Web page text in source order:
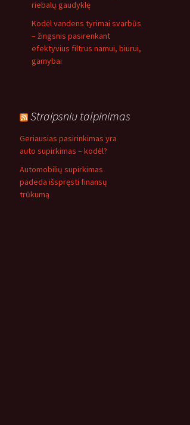
riebalų gaudyklę
Kodėl vandens tyrimai svarbūs
– žingsnis pasirenkant
efektyvius filtrus namui, biurui,
gamybai
Straipsniu talpinimas
Geriausias pasirinkimas yra
auto supirkimas – kodėl?
Automobilių supirkimas
padeda išspręsti finansų
trūkumą